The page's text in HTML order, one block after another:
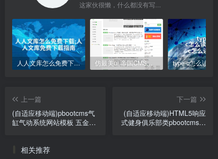
这家伙很懒，什么都没有写...
人人文库怎么免费下载;人人文库免费下载指南 仿最美ui 帝国CMS模板
上一篇
(自适应移动端)pbootcms气
缸气动系统网站模板 五金元
下一篇
(自适应移动端)HTML5响应
式健身俱乐部类pbootcms网
相关推荐